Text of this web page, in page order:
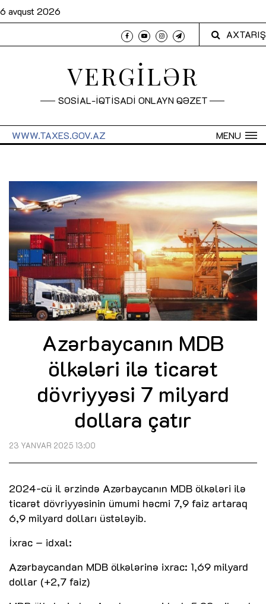
6 avqust 2026
AXTARIŞ
VERGİLƏR
SOSİAL-İQTİSADİ ONLAYN QƏZET
MENU
WWW.TAXES.GOV.AZ
Azərbaycanın MDB
ölkələri ilə ticarət
dövriyyəsi 7 milyard
dollara çatır
23 YANVAR 2025 13:00
2024-cü il ərzində Azərbaycanın MDB ölkələri ilə
ticarət dövriyyəsinin ümumi həcmi 7,9 faiz artaraq
6,9 milyard dolları üstələyib.
İxrac – idxal:
Azərbaycandan MDB ölkələrinə ixrac: 1,69 milyard
dollar (+2,7 faiz)